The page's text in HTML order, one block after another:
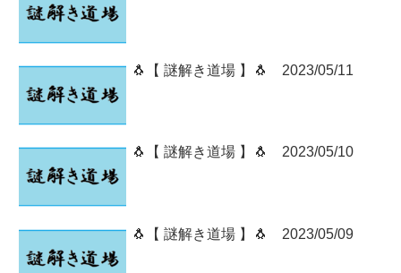
🐧【 謎解き道場 】🐧 2023/05/11
🐧【 謎解き道場 】🐧 2023/05/10
🐧【 謎解き道場 】🐧 2023/05/09